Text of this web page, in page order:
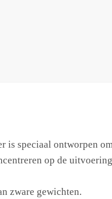
is speciaal ontworpen
op de
zware gewichten.